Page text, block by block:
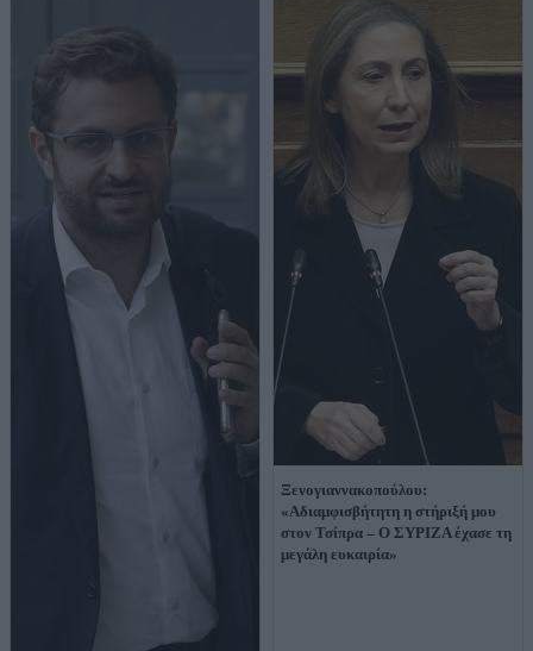
Ξενογιαννακοπούλου:
«Αδιαμφισβήτητη η στήριξή μου
στον Τσίπρα – Ο ΣΥΡΙΖΑ έχασε τη
μεγάλη ευκαιρία»